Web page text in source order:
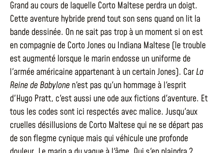
Grand au cours de laquelle Corto Maltese perdra un doigt.
Cette aventure hybride prend tout son sens quand on lit la
bande dessinée. On ne sait pas trop à un moment si on est
en compagnie de Corto Jones ou Indiana Maltese (le trouble
est augmenté lorsque le marin endosse un uniforme de
l'armée américaine appartenant à un certain Jones). Car La
Reine de Babylone n'est pas qu'un hommage à l'esprit
d'Hugo Pratt, c'est aussi une ode aux fictions d'aventure. Et
tous les codes sont ici respectés avec malice. Jusqu'aux
cruelles désillusions de Corto Maltese qui ne se départ pas
de son flegme cynique mais qui véhicule une profonde